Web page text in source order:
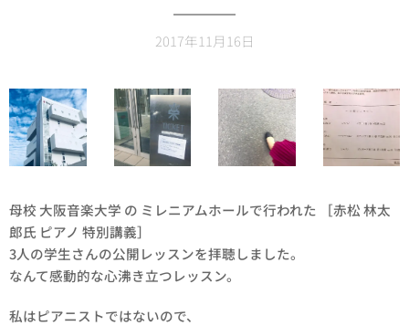
2017年11月16日
母校 大阪音楽大学 の ミレニアムホールで行われた ［赤松 林太
郎氏 ピアノ 特別講義］
3人の学生さんの公開レッスンを拝聴しました。
なんて感動的な心沸き立つレッスン。
私はピアニストではないので、